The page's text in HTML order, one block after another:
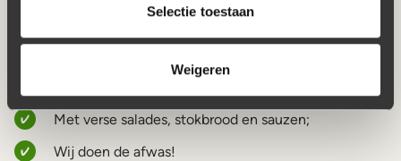
Selectie toestaan
Weigeren
Wij regelen het slagersvlees;
Met verse salades, stokbrood en sauzen;
Wij doen de afwas!